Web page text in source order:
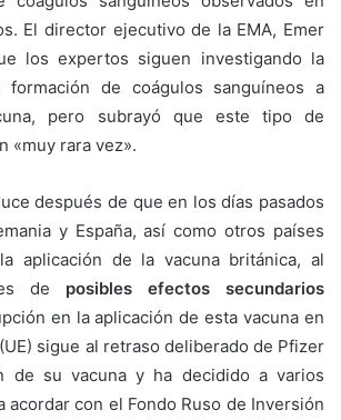
El director ejecutivo de la EMA, Emer
los expertos siguen investigando la
de coágulos sanguíneos a
pero subrayó que este tipo de
«muy rara vez».
después de que en los días pasados
y España, así como otros países
aplicación de la vacuna británica, al
de posibles efectos secundarios
en la aplicación de esta vacuna en
sigue al retraso deliberado de Pfizer
de su vacuna y ha decidido a varios
acordar con el Fondo Ruso de Inversión